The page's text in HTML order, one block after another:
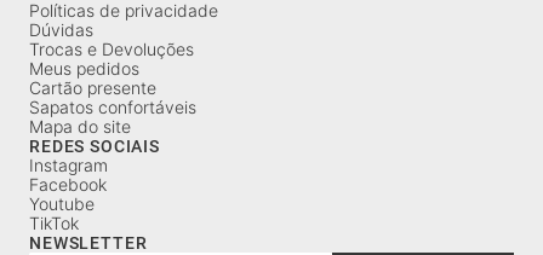
Políticas de privacidade
Dúvidas
Trocas e Devoluções
Meus pedidos
Cartão presente
Sapatos confortáveis
Mapa do site
REDES SOCIAIS
Instagram
Facebook
Youtube
TikTok
NEWSLETTER